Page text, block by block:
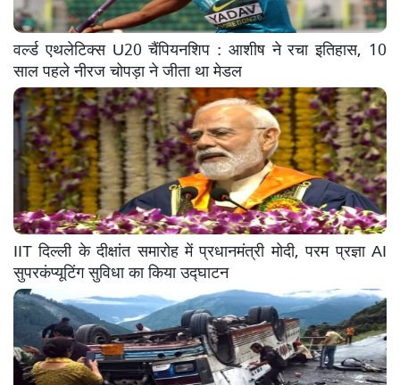
वर्ल्ड एथलेटिक्स U20 चैंपियनशिप : आशीष ने रचा इतिहास, 10
साल पहले नीरज चोपड़ा ने जीता था मेडल
IIT दिल्ली के दीक्षांत समारोह में प्रधानमंत्री मोदी, परम प्रज्ञा AI
सुपरकंप्यूटिंग सुविधा का किया उद्घाटन